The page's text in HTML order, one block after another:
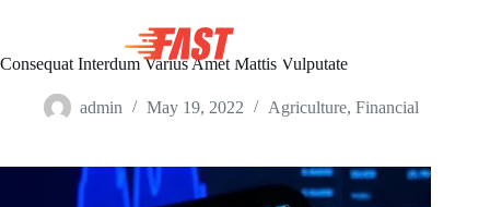
Consequat Interdum Varius Amet Mattis Vulputate
admin May 19, 2022 Agriculture, Financial